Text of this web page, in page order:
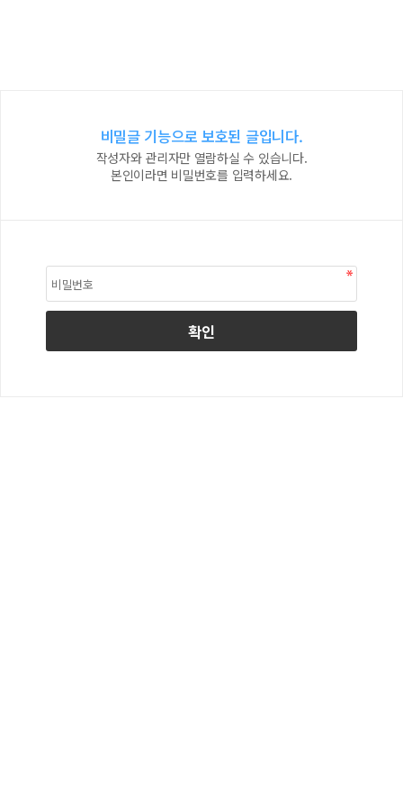
비밀글 기능으로 보호된 글입니다.
작성자와 관리자만 열람하실 수 있습니다.
본인이라면 비밀번호를 입력하세요.